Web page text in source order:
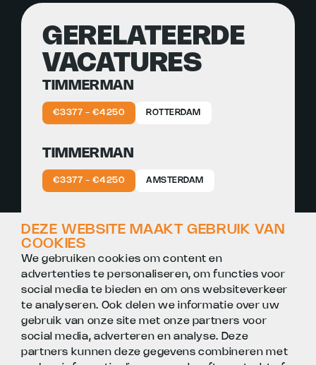
DEZE WEBSITE MAAKT GEBRUIK VAN
COOKIES
We gebruiken cookies om content en
advertenties te personaliseren, om functies voor
social media te bieden en om ons websiteverkeer
te analyseren. Ook delen we informatie over uw
gebruik van onze site met onze partners voor
social media, adverteren en analyse. Deze
partners kunnen deze gegevens combineren met
GERELATEERDE
VACATURES
TIMMERMAN
€3377 - €4250 ROTTERDAM
TIMMERMAN
€3377 - €4250 AMSTERDAM
TIMMERMAN
€3377 - €4250